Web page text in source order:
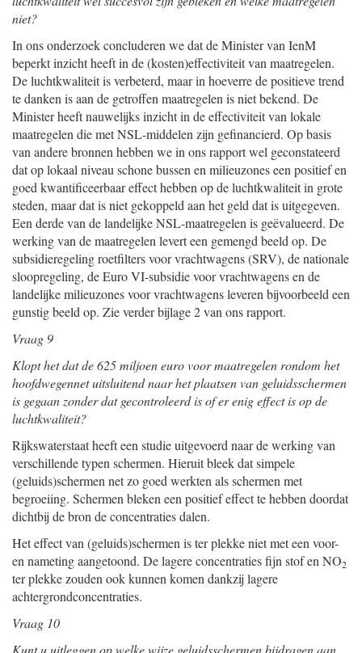
niet?
In ons onderzoek concluderen we dat de Minister van IenM
beperkt inzicht heeft in de (kosten)effectiviteit van maatregelen.
De luchtkwaliteit is verbeterd, maar in hoeverre de positieve trend
te danken is aan de getroffen maatregelen is niet bekend. De
Minister heeft nauwelijks inzicht in de effectiviteit van lokale
maatregelen die met NSL-middelen zijn gefinancierd. Op basis
van andere bronnen hebben we in ons rapport wel geconstateerd
dat op lokaal niveau schone bussen en milieuzones een positief en
goed kwantificeerbaar effect hebben op de luchtkwaliteit in grote
steden, maar dat is niet gekoppeld aan het geld dat is uitgegeven.
Een derde van de landelijke NSL-maatregelen is geëvalueerd. De
werking van de maatregelen levert een gemengd beeld op. De
subsidieregeling roetfilters voor vrachtwagens (SRV), de nationale
sloopregeling, de Euro VI-subsidie voor vrachtwagens en de
landelijke milieuzones voor vrachtwagens leveren bijvoorbeeld een
gunstig beeld op. Zie verder bijlage 2 van ons rapport.
Vraag 9
Klopt het dat de 625 miljoen euro voor maatregelen rondom het
hoofdwegennet uitsluitend naar het plaatsen van geluidsschermen
is gegaan zonder dat gecontroleerd is of er enig effect is op de
luchtkwaliteit?
Rijkswaterstaat heeft een studie uitgevoerd naar de werking van
verschillende typen schermen. Hieruit bleek dat simpele
(geluids)schermen net zo goed werkten als schermen met
begroeiing. Schermen bleken een positief effect te hebben doordat
dichtbij de bron de concentraties dalen.
Het effect van (geluids)schermen is ter plekke niet met een voor-
en nameting aangetoond. De lagere concentraties fijn stof en NO2
ter plekke zouden ook kunnen komen dankzij lagere
achtergrondconcentraties.
Vraag 10
Kunt u uitleggen op welke wijze geluidsschermen bijdragen aan